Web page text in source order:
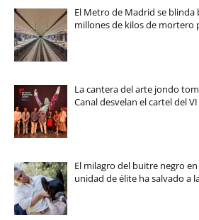
El Metro de Madrid se blinda
millones de kilos de mortero
La cantera del arte jondo
Canal desvelan el cartel del
El milagro del buitre negro
unidad de élite ha salvado a